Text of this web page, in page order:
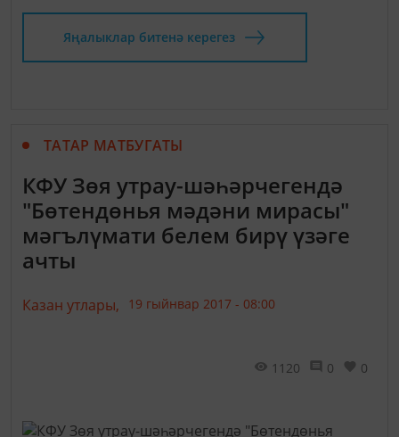
Яңалыклар битенә керегез
ТАТАР МАТБУГАТЫ
КФУ Зөя утрау-шәһәрчегендә
"Бөтендөнья мәдәни мирасы"
мәгълүмати белем бирү үзәге
ачты
Казан утлары, 19 гыйнвар 2017 - 08:00
1120 0 0